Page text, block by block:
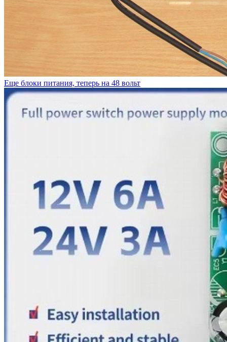
Еще блоки питания, теперь на 48 вольт